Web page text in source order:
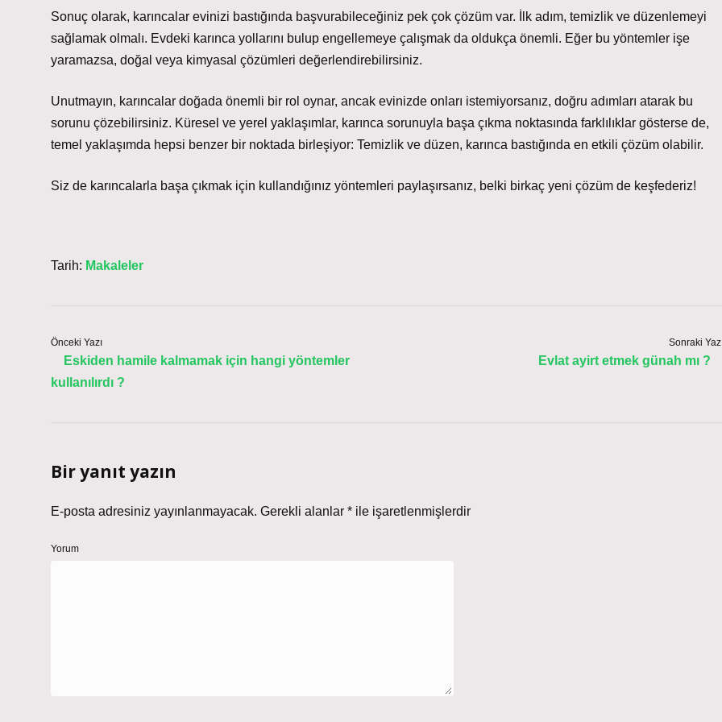
Sonuç olarak, karıncalar evinizi bastığında başvurabileceğiniz pek çok çözüm var. İlk adım, temizlik ve düzenlemeyi
sağlamak olmalı. Evdeki karınca yollarını bulup engellemeye çalışmak da oldukça önemli. Eğer bu yöntemler işe
yaramazsa, doğal veya kimyasal çözümleri değerlendirebilirsiniz.
Unutmayın, karıncalar doğada önemli bir rol oynar, ancak evinizde onları istemiyorsanız, doğru adımları atarak bu
sorunu çözebilirsiniz. Küresel ve yerel yaklaşımlar, karınca sorunuyla başa çıkma noktasında farklılıklar gösterse de,
temel yaklaşımda hepsi benzer bir noktada birleşiyor: Temizlik ve düzen, karınca bastığında en etkili çözüm olabilir.
Siz de karıncalarla başa çıkmak için kullandığınız yöntemleri paylaşırsanız, belki birkaç yeni çözüm de keşfederiz!
Tarih: Makaleler
Önceki Yazı
Eskiden hamile kalmamak için hangi yöntemler
kullanılırdı ?
Sonraki
Evlat ayirt etmek günah mı ?
Bir yanıt yazın
E-posta adresiniz yayınlanmayacak. Gerekli alanlar * ile işaretlenmişlerdir
Yorum